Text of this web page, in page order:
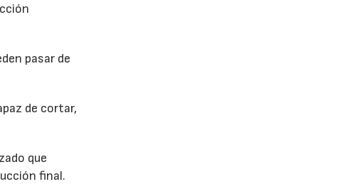
pasar de
de cortar,
que
final.